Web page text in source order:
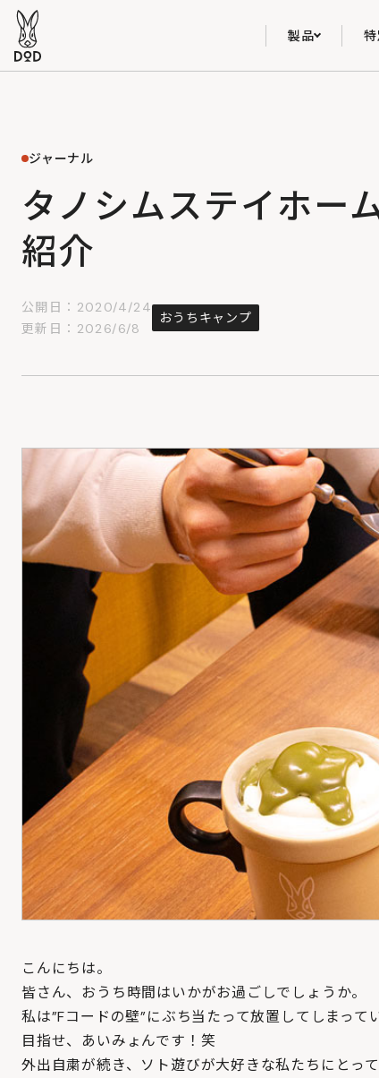
製品
ジャーナル
タノシムステイホー
紹介
公開日：2020/4/24
更新日：2026/6/8
おうちキャンプ
こんにちは。
皆さん、おうち時間はいかがお過ごしでしょうか。
私は”Fコードの壁”にぶち当たって放置してしまっ
目指せ、あいみょんです！笑
外出自粛が続き、ソト遊びが大好きな私たちにとっ